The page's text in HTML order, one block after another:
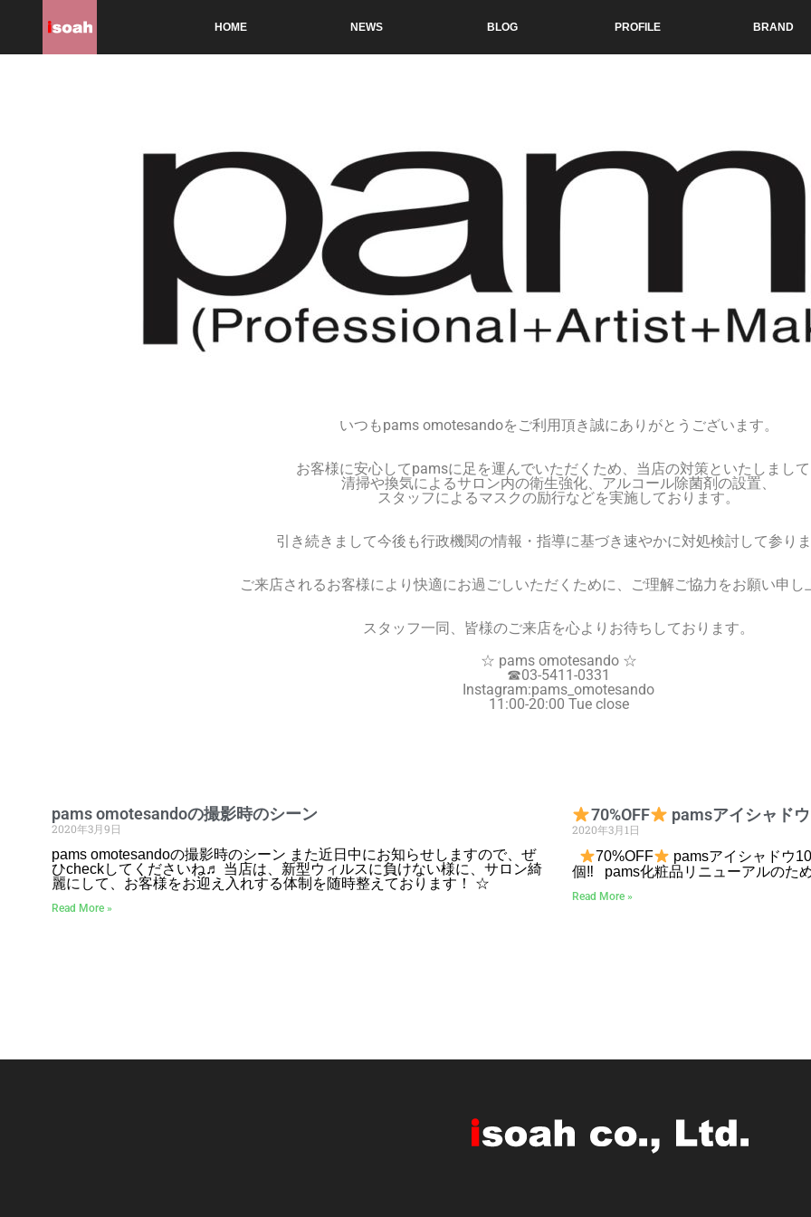
HOME NEWS BLOG PROFILE BRAND
いつもpams omotesandoをご利用頂き誠にありがとうございます。
お客様に安心してpamsに足を運んでいただくため、 当店の対策といたしまして
清掃や換気によるサロン内の衛生強化、アルコール除菌剤の設置、
スタッフによるマスクの励行などを実施しております。
引き続きまして今後も行政機関の情報・ 指導に基づき速やかに対処検討して参りま
ご来店されるお客様により快適にお過ごしいただくために、 ご理解ご協力をお願い申し
スタッフ一同、皆様のご来店を心よりお待ちしております。
☆ pams omotesando ☆
☎︎03-5411-0331
Instagram:pams_omotesando
11:00-20:00 Tue close
pams omotesandoの撮影時のシーン
2020年3月9日
pams omotesandoの撮影時のシーン また近日中にお知らせしますので、ぜ
ひcheckしてくださいね♬ 当店は、新型ウィルスに負けない様に、サロン綺
麗にして、お客様をお迎え入れする体制を随時整えております！ ☆
Read More »
70%OFF pamsアイシャド
2020年3月1日
70%OFF
pamsアイシャド
個‼︎ pams化粧品リニューアルのため
Read More »